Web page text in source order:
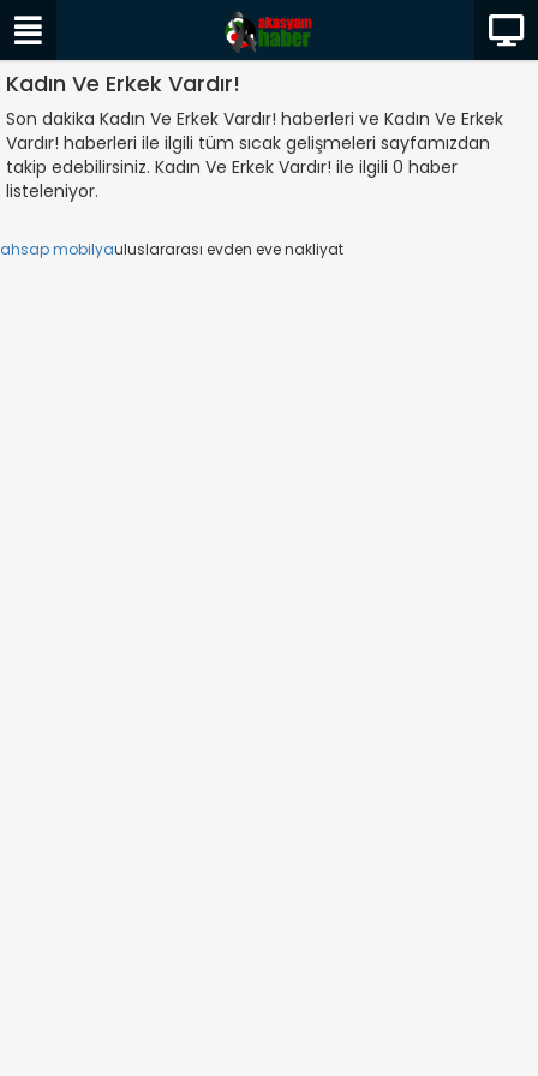
Kadın Ve Erkek Vardır!
Son dakika Kadın Ve Erkek Vardır! haberleri ve Kadın Ve Erkek
Vardır! haberleri ile ilgili tüm sıcak gelişmeleri sayfamızdan
takip edebilirsiniz. Kadın Ve Erkek Vardır! ile ilgili 0 haber
listeleniyor.
ahsap mobilyauluslararası evden eve nakliyat